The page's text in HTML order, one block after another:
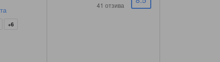
+6
41 отзива